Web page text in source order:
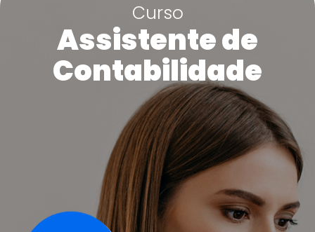
Curso
Assistente de
Contabilidade